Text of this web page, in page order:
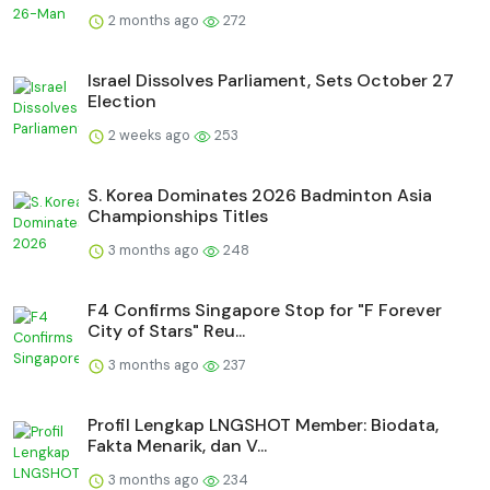
2 months ago 272
Israel Dissolves Parliament, Sets October 27
Election
2 weeks ago 253
S. Korea Dominates 2026 Badminton Asia
Championships Titles
3 months ago 248
F4 Confirms Singapore Stop for "F Forever
City of Stars" Reu...
3 months ago 237
Profil Lengkap LNGSHOT Member: Biodata,
Fakta Menarik, dan V...
3 months ago 234